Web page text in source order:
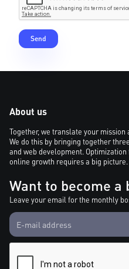
About us
Together, we translate your
We do this by bringing together
and web development.
online growth requires a big picture.
Want to become a
Leave your email for the monthly